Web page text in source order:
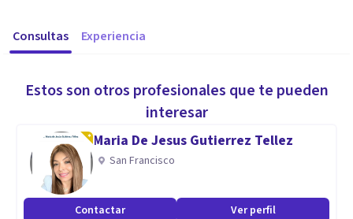
Consultas Experiencia
Estos son otros profesionales que te pueden
interesar
Maria De Jesus Gutierrez Tellez
San Francisco
Contactar Ver perfil